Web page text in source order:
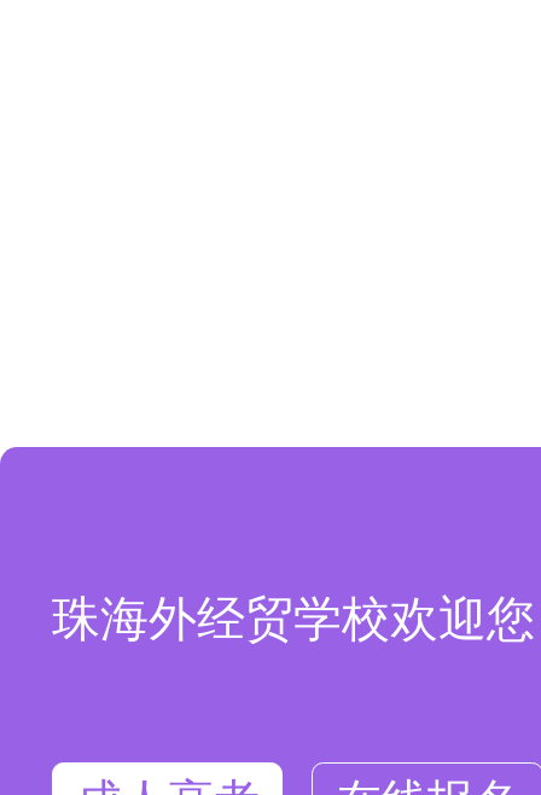
珠海外经贸学校欢迎